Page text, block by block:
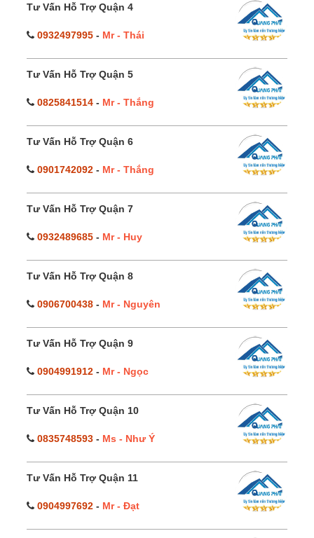
Tư Vấn Hỗ Trợ Quận 4
0932497995 - Mr - Thái
Tư Vấn Hỗ Trợ Quận 5
0825841514 - Mr - Thắng
Tư Vấn Hỗ Trợ Quận 6
0901742092 - Mr - Thắng
Tư Vấn Hỗ Trợ Quận 7
0932489685 - Mr - Huy
Tư Vấn Hỗ Trợ Quận 8
0906700438 - Mr - Nguyên
Tư Vấn Hỗ Trợ Quận 9
0904991912 - Mr - Ngọc
Tư Vấn Hỗ Trợ Quận 10
0835748593 - Ms - Như Ý
Tư Vấn Hỗ Trợ Quận 11
0904997692 - Mr - Đạt